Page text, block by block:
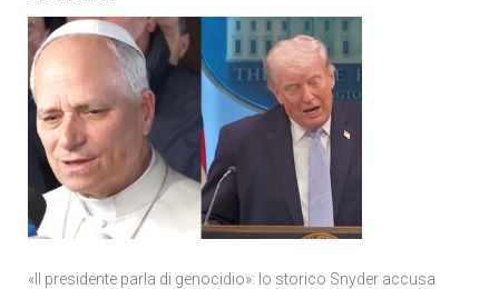
«Il presidente parla di genocidio»: lo storico Snyder accusa